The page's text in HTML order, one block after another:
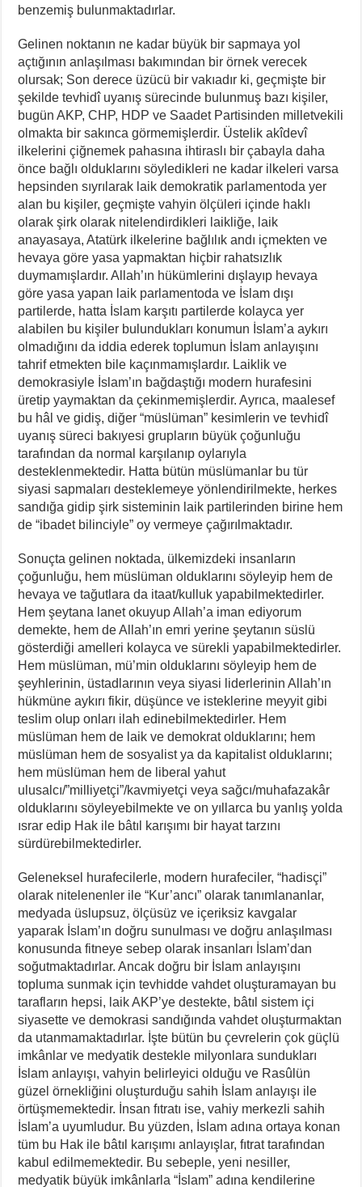
benzemiş bulunmaktadırlar.
Gelinen noktanın ne kadar büyük bir sapmaya yol
açtığının anlaşılması bakımından bir örnek verecek
olursak; Son derece üzücü bir vakıadır ki, geçmişte bir
şekilde tevhidî uyanış sürecinde bulunmuş bazı kişiler,
bugün AKP, CHP, HDP ve Saadet Partisinden milletvekili
olmakta bir sakınca görmemişlerdir. Üstelik akîdevî
ilkelerini çiğnemek pahasına ihtiraslı bir çabayla daha
önce bağlı olduklarını söyledikleri ne kadar ilkeleri varsa
hepsinden sıyrılarak laik demokratik parlamentoda yer
alan bu kişiler, geçmişte vahyin ölçüleri içinde haklı
olarak şirk olarak nitelendirdikleri laikliğe, laik
anayasaya, Atatürk ilkelerine bağlılık andı içmekten ve
hevaya göre yasa yapmaktan hiçbir rahatsızlık
duymamışlardır. Allah’ın hükümlerini dışlayıp hevaya
göre yasa yapan laik parlamentoda ve İslam dışı
partilerde, hatta İslam karşıtı partilerde kolayca yer
alabilen bu kişiler bulundukları konumun İslam’a aykırı
olmadığını da iddia ederek toplumun İslam anlayışını
tahrif etmekten bile kaçınmamışlardır. Laiklik ve
demokrasiyle İslam’ın bağdaştığı modern hurafesini
üretip yaymaktan da çekinmemişlerdir. Ayrıca, maalesef
bu hâl ve gidiş, diğer “müslüman” kesimlerin ve tevhidî
uyanış süreci bakıyesi grupların büyük çoğunluğu
tarafından da normal karşılanıp oylarıyla
desteklenmektedir. Hatta bütün müslümanlar bu tür
siyasi sapmaları desteklemeye yönlendirilmekte, herkes
sandığa gidip şirk sisteminin laik partilerinden birine hem
de “ibadet bilinciyle” oy vermeye çağırılmaktadır.
Sonuçta gelinen noktada, ülkemizdeki insanların
çoğunluğu, hem müslüman olduklarını söyleyip hem de
hevaya ve tağutlara da itaat/kulluk yapabilmektedirler.
Hem şeytana lanet okuyup Allah’a iman ediyorum
demekte, hem de Allah’ın emri yerine şeytanın süslü
gösterdiği amelleri kolayca ve sürekli yapabilmektedirler.
Hem müslüman, mü’min olduklarını söyleyip hem de
şeyhlerinin, üstadlarının veya siyasi liderlerinin Allah’ın
hükmüne aykırı fikir, düşünce ve isteklerine meyyit gibi
teslim olup onları ilah edinebilmektedirler. Hem
müslüman hem de laik ve demokrat olduklarını; hem
müslüman hem de sosyalist ya da kapitalist olduklarını;
hem müslüman hem de liberal yahut
ulusalcı/”milliyetçi”/kavmiyetçi veya sağcı/muhafazakâr
olduklarını söyleyebilmekte ve on yıllarca bu yanlış yolda
ısrar edip Hak ile bâtıl karışımı bir hayat tarzını
sürdürebilmektedirler.
Geleneksel hurafecilerle, modern hurafeciler, “hadisçi”
olarak nitelenenler ile “Kur’ancı” olarak tanımlananlar,
medyada üslupsuz, ölçüsüz ve içeriksiz kavgalar
yaparak İslam’ın doğru sunulması ve doğru anlaşılması
konusunda fitneye sebep olarak insanları İslam’dan
soğutmaktadırlar. Ancak doğru bir İslam anlayışını
topluma sunmak için tevhidde vahdet oluşturamayan bu
tarafların hepsi, laik AKP’ye destekte, bâtıl sistem içi
siyasette ve demokrasi sandığında vahdet oluşturmaktan
da utanmamaktadırlar. İşte bütün bu çevrelerin çok güçlü
imkânlar ve medyatik destekle milyonlara sundukları
İslam anlayışı, vahyin belirleyici olduğu ve Rasûlün
güzel örnekliğini oluşturduğu sahih İslam anlayışı ile
örtüşmemektedir. İnsan fıtratı ise, vahiy merkezli sahih
İslam’a uyumludur. Bu yüzden, İslam adına ortaya konan
tüm bu Hak ile bâtıl karışımı anlayışlar, fıtrat tarafından
kabul edilmemektedir. Bu sebeple, yeni nesiller,
medyatik büyük imkânlarla “İslam” adına kendilerine